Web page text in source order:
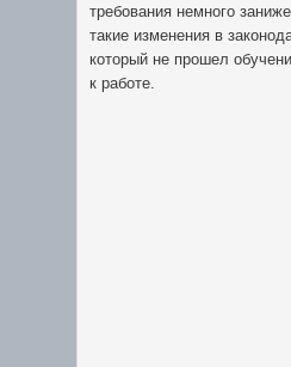
требования немного
такие изменения в
который не прошел
к работе.